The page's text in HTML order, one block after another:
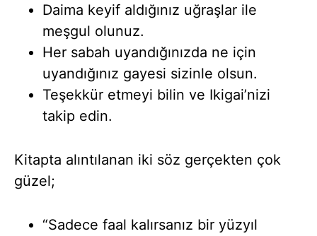
Daima keyif aldığınız uğraşlar ile
meşgul olunuz.
Her sabah uyandığınızda ne için
uyandığınız gayesi sizinle olsun.
Teşekkür etmeyi bilin ve Ikigai’nizi
takip edin.
Kitapta alıntılanan iki söz gerçekten çok
güzel;
“Sadece faal kalırsanız bir yüzyıl